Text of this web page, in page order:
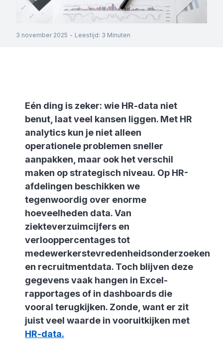
3 november 2025 - Leestijd: 3 Minuten
Eén ding is zeker: wie HR-data niet
benut, laat veel kansen liggen. Met HR
analytics kun je niet alleen
operationele problemen sneller
aanpakken, maar ook het verschil
maken op strategisch niveau. Op HR-
afdelingen beschikken we
tegenwoordig over enorme
hoeveelheden data. Van
ziekteverzuimcijfers en
verlooppercentages tot
medewerkerstevredenheidsonderzoeken
en recruitmentdata. Toch blijven deze
gegevens vaak hangen in Excel-
rapportages of in dashboards die
vooral terugkijken. Zonde, want er zit
juist veel waarde in vooruitkijken met
HR-data.